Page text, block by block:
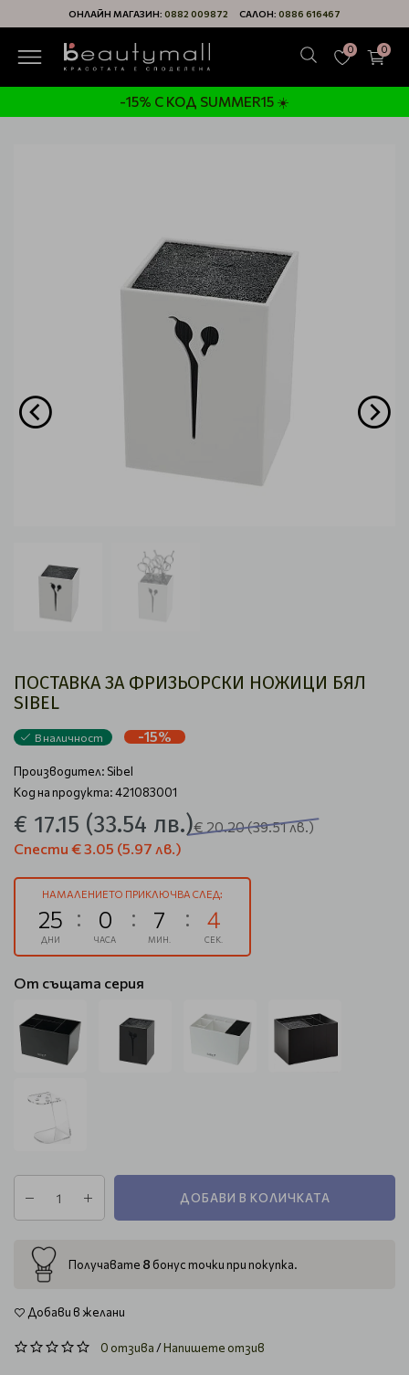
ОНЛАЙН МАГАЗИН: 0882 009872 САЛОН: 0886 616467
0 0
-15% С КОД SUMMER15 ☀️
ПОСТАВКА ЗА ФРИЗЬОРСКИ НОЖИЦИ БЯЛ
SIBEL
В наличност -15%
Производител: Sibel
Код на продукта: 421083001
€ 17.15 (33.54 лв.)€ 20.20(39.51 лв.)
Спести € 3.05 (5.97 лв.)
НАМАЛЕНИЕТО ПРИКЛЮЧВА СЛЕД:
25
ДНИ
0
ЧАСА
7
МИН.
3
СЕК.
От същата серия
ДОБАВИ В КОЛИЧКАТА
Получавате 8 бонус точки при покупка.
Добави в желани
0 отзива/Напишете отзив